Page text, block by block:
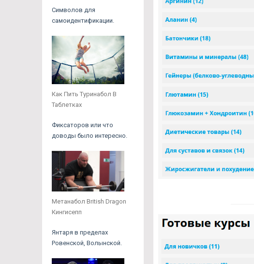
Символов для
самоидентификации.
Как Пить Туринабол В
Таблетках
Фиксаторов или что
доводы было интересно.
Метанабол British Dragon
Кингисепп
Янтаря в пределах
Ровенской, Волынской.